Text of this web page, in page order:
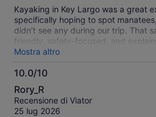
Kayaking in Key Largo was a great
specifically hoping to spot
didn’t see any during our trip. That
friendly, safety-focused, and
why conditions can affect sightings.
beautiful—quiet water, great
spend time out on the bay. Even
end of our trip.
Mostra altro
10.0/10
10.0
su
10
Rory_R
Recensione di Viator
25 lug 2026